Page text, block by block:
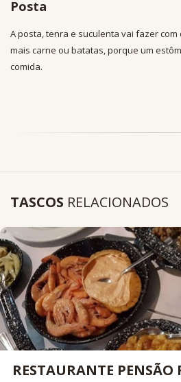
Posta
A posta, tenra e suculenta vai fazer
mais carne ou batatas, porque um
comida.
TASCOS RELACIONADOS
RESTAURANTE PENSÃO